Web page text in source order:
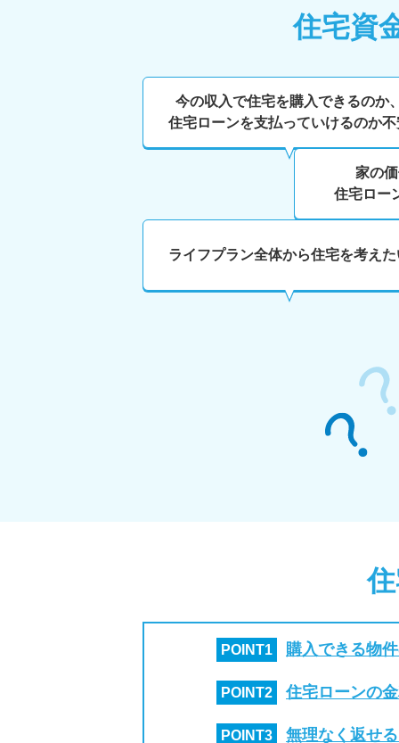
住宅資
今の収入で住宅を購入できるのか
住宅ローンを支払っていけるのか不
家の
住宅ロー
ライフプラン全体から住宅を考えた
POINT1 購入できる物
POINT2 住宅ローンの
POINT3 無理なく返せ